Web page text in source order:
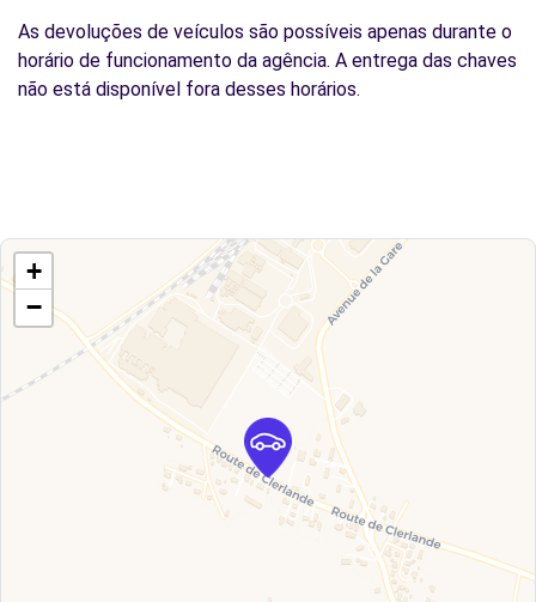
As devoluções de veículos são possíveis apenas durante o
horário de funcionamento da agência. A entrega das chaves
não está disponível fora desses horários.
+
−